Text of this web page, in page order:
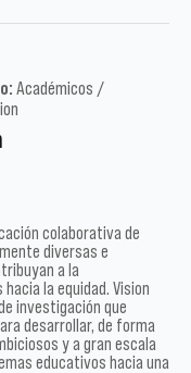
Académicos /
colaborativa de
diversas e
a la
la equidad. Vision
investigación que
desarrollar, de forma
y a gran escala
educativos hacia una